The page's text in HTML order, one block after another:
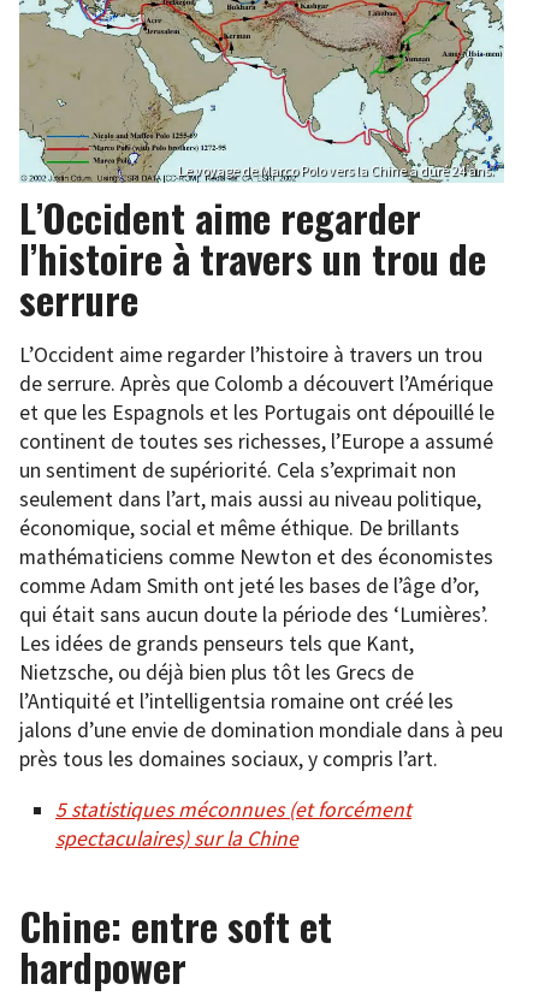
Le voyage de Marco Polo vers la Chine a duré 24 ans.
L’Occident aime regarder
l’histoire à travers un trou de
serrure
L’Occident aime regarder l’histoire à travers un trou
de serrure. Après que Colomb a découvert l’Amérique
et que les Espagnols et les Portugais ont dépouillé le
continent de toutes ses richesses, l’Europe a assumé
un sentiment de supériorité. Cela s’exprimait non
seulement dans l’art, mais aussi au niveau politique,
économique, social et même éthique. De brillants
mathématiciens comme Newton et des économistes
comme Adam Smith ont jeté les bases de l’âge d’or,
qui était sans aucun doute la période des ‘Lumières’.
Les idées de grands penseurs tels que Kant,
Nietzsche, ou déjà bien plus tôt les Grecs de
l’Antiquité et l’intelligentsia romaine ont créé les
jalons d’une envie de domination mondiale dans à peu
près tous les domaines sociaux, y compris l’art.
5 statistiques méconnues (et forcément
spectaculaires) sur la Chine
Chine: entre soft et
hardpower